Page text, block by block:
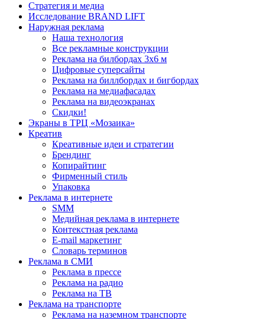
Стратегия и медиа
Исследование BRAND LIFT
Наружная реклама
Наша технология
Все рекламные конструкции
Реклама на билбордах 3х6 м
Цифровые суперсайты
Реклама на биллбордах и бигбордах
Реклама на медиафасадах
Реклама на видеоэкранах
Скидки!
Экраны в ТРЦ «Мозаика»
Креатив
Креативные идеи и стратегии
Брендинг
Копирайтинг
Фирменный стиль
Упаковка
Реклама в интернете
SMM
Медийная реклама в интернете
Контекстная реклама
E-mail маркетинг
Словарь терминов
Реклама в СМИ
Реклама в прессе
Реклама на радио
Реклама на ТВ
Реклама на транспорте
Реклама на наземном транспорте